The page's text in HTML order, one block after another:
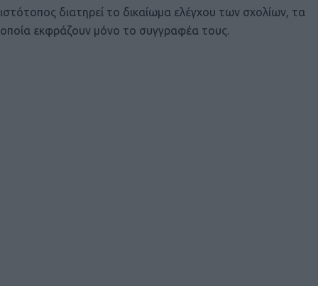
ιστότοπος διατηρεί το δικαίωμα ελέγχου των σχολίων, τα
οποία εκφράζουν μόνο το συγγραφέα τους.